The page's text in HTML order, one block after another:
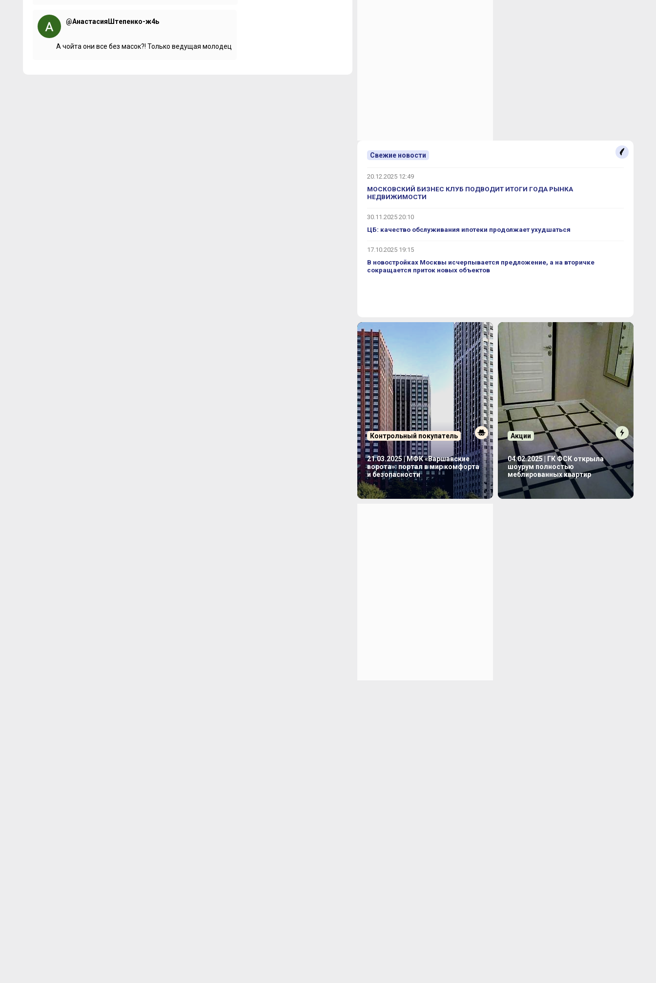
@АнастасияШтепенко-ж4ь
А чойта они все без масок?! Только ведущая молодец
Свежие новости
20.12.2025 12:49
МОСКОВСКИЙ БИЗНЕС КЛУБ ПОДВОДИТ ИТОГИ ГОДА РЫНКА
НЕДВИЖИМОСТИ
30.11.2025 20:10
ЦБ: качество обслуживания ипотеки продолжает ухудшаться
17.10.2025 19:15
В новостройках Москвы исчерпывается предложение, а на вторичке
сокращается приток новых объектов
Контрольный покупатель
21.03.2025 | МФК «Варшавские
ворота»: портал в мир комфорта
и безопасности
Акции
04.02.2025 | ГК ФСК открыла
шоурум полностью
меблированных квартир